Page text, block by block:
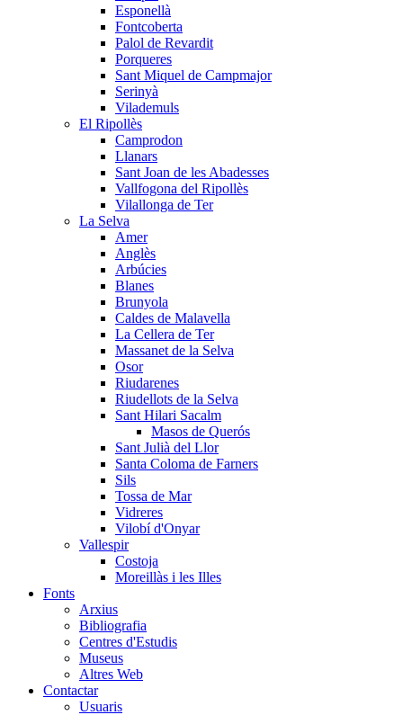
Esponellà
Fontcoberta
Palol de Revardit
Porqueres
Sant Miquel de Campmajor
Serinyà
Vilademuls
El Ripollès
Camprodon
Llanars
Sant Joan de les Abadesses
Vallfogona del Ripollès
Vilallonga de Ter
La Selva
Amer
Anglès
Arbúcies
Blanes
Brunyola
Caldes de Malavella
La Cellera de Ter
Massanet de la Selva
Osor
Riudarenes
Riudellots de la Selva
Sant Hilari Sacalm
Masos de Querós
Sant Julià del Llor
Santa Coloma de Farners
Sils
Tossa de Mar
Vidreres
Vilobí d'Onyar
Vallespir
Costoja
Moreillàs i les Illes
Fonts
Arxius
Bibliografia
Centres d'Estudis
Museus
Altres Web
Contactar
Usuaris